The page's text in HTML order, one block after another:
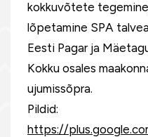
kokkuvõtete
lõpetamine SPA
Eesti Pagar ja
Kokku osales
ujumissõpra.
Pildid:
https://